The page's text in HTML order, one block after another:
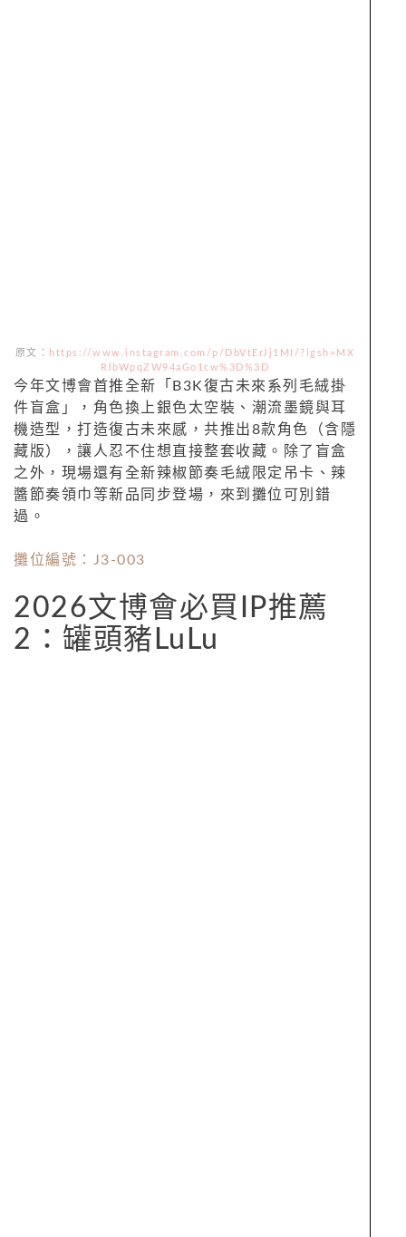
原文：
https://www.instagram.com/p/DbVtErJj1MI/?igsh=MX
RlbWpqZW94aGo1cw%3D%3D
今年文博會首推全新「B3K復古未來系列毛絨掛
件盲盒」，角色換上銀色太空裝、潮流墨鏡與耳
機造型，打造復古未來感，共推出8款角色（含隱
藏版），讓人忍不住想直接整套收藏。除了盲盒
之外，現場還有全新辣椒節奏毛絨限定吊卡、辣
醬節奏領巾等新品同步登場，來到攤位可別錯
過。
攤位編號：J3-003
2026文博會必買IP推薦
2：罐頭豬LuLu